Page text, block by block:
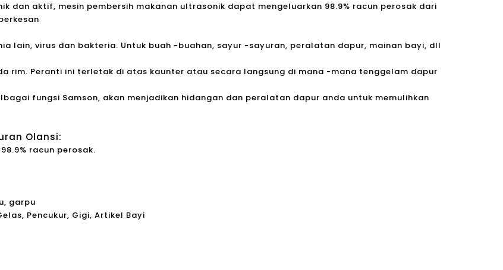
dan aktif, mesin pembersih makanan ultrasonik dapat mengeluarkan 98.9% racun perosak dari
lain, virus dan bakteria. Untuk buah -buahan, sayur -sayuran, peralatan dapur, mainan bayi, dll
rim. Peranti ini terletak di atas kaunter atau secara langsung di mana -mana tenggelam dapur
fungsi Samson, akan menjadikan hidangan dan peralatan dapur anda untuk memulihkan
Olansi:
racun perosak.
garpu
Pencukur, Gigi, Artikel Bayi